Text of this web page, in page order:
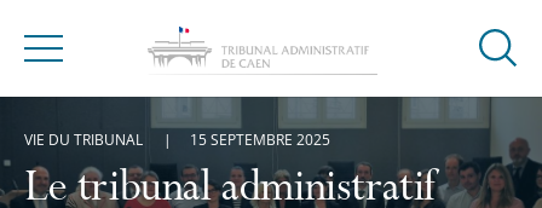
Menu
Ouvrir
Le tribunal administratif
VIE DU TRIBUNAL 15 SEPTEMBRE 2025